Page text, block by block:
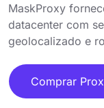
MaskProxy
datacenter com
geolocalizado e
Comprar